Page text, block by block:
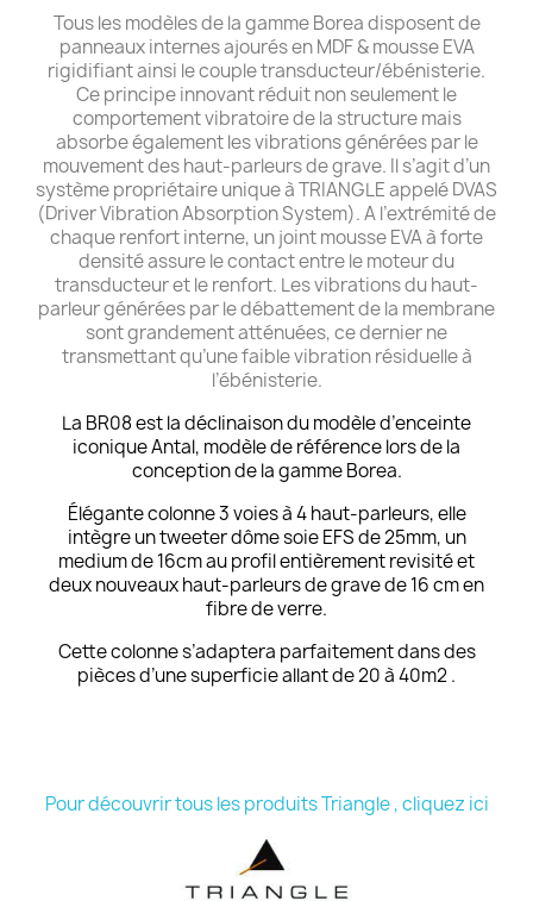
Tous les modèles de la gamme Borea disposent de
panneaux internes ajourés en MDF & mousse EVA
rigidifiant ainsi le couple transducteur/ébénisterie.
Ce principe innovant réduit non seulement le
comportement vibratoire de la structure mais
absorbe également les vibrations générées par le
mouvement des haut-parleurs de grave. Il s’agit d’un
système propriétaire unique à TRIANGLE appelé DVAS
(Driver Vibration Absorption System). A l’extrémité de
chaque renfort interne, un joint mousse EVA à forte
densité assure le contact entre le moteur du
transducteur et le renfort. Les vibrations du haut-
parleur générées par le débattement de la membrane
sont grandement atténuées, ce dernier ne
transmettant qu’une faible vibration résiduelle à
l’ébénisterie.
La BR08 est la déclinaison du modèle d’enceinte
iconique Antal, modèle de référence lors de la
conception de la gamme Borea.
Élégante colonne 3 voies à 4 haut-parleurs, elle
intègre un tweeter dôme soie EFS de 25mm, un
medium de 16cm au profil entièrement revisité et
deux nouveaux haut-parleurs de grave de 16 cm en
fibre de verre.
Cette colonne s’adaptera parfaitement dans des
pièces d’une superficie allant de 20 à 40m2 .
Pour découvrir tous les produits Triangle , cliquez ici